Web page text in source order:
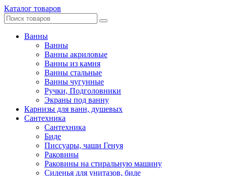
Каталог товаров
Ванны
Ванны
Ванны акриловые
Ванны из камня
Ванны стальные
Ванны чугунные
Ручки, Подголовники
Экраны под ванну
Карнизы для ванн, душевых
Сантехника
Сантехника
Биде
Писсуары, чаши Генуя
Раковины
Раковины на стиральную машину
Сиденья для унитазов, биде